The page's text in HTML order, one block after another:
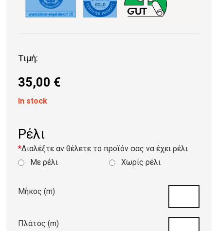
Τιμή:
35,00 €
In stock
Ρέλι
*Διαλέξτε αν θέλετε το προϊόν σας να έχει ρέλι
Με ρέλι
Χωρίς ρέλι
Μήκος (m)
Πλάτος (m)